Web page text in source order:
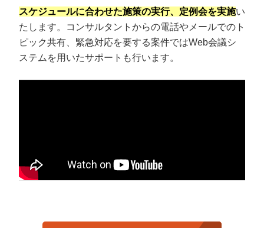
スケジュールに合わせた施策の実行、定例会を実施い
たします。コンサルタントからの電話やメールでのト
ピック共有、緊急対応を要する案件ではWeb会議シ
ステムを用いたサポートも行います。